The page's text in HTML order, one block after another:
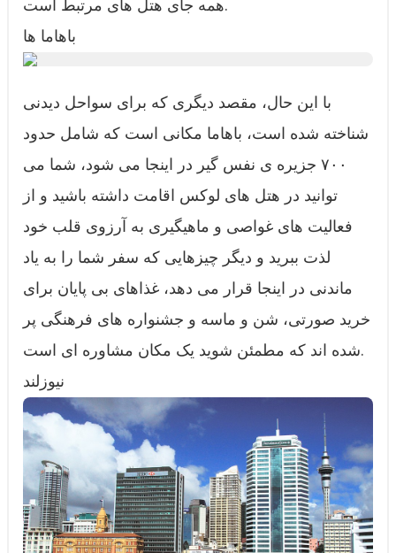
همه جای هتل های مرتبط است.
باهاما ها
با این حال، مقصد دیگری که برای سواحل دیدنی
شناخته شده است، باهاما مکانی است که شامل حدود
۷۰۰ جزیره ی نفس گیر در اینجا می شود، شما می
توانید در هتل های لوکس اقامت داشته باشید و از
فعالیت های غواصی و ماهیگیری به آرزوی قلب خود
لذت ببرید و دیگر چیزهایی که سفر شما را به یاد
ماندنی در اینجا قرار می دهد، غذاهای بی پایان برای
خرید صورتی، شن و ماسه و جشنواره های فرهنگی پر
شده اند که مطمئن شوید یک مکان مشاوره ای است.
نیوزلند